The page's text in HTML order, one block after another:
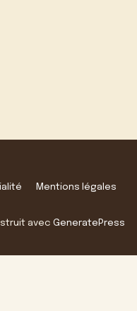
Mentions légales
avec GeneratePress